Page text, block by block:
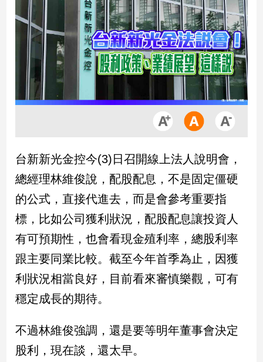
市
品
政
治
政
治
焦
品
觀
點
民
調
會
點
台新新光金控今(3)日召開線上法人說明會，
總經理林維俊說，配股配息，不是固定僵硬
的公式，直接代進去，而是會參考重要指
標，比如公司獲利狀況，配股配息讓投資人
有可預期性，也會看現金殖利率，總股利率
跟主要同業比較。截至今年首季為止，因獲
利狀況相當良好，目前看來審慎樂觀，可有
穩定成長的期待。
不過林維俊強調，還是要等明年董事會決定
股利，現在談，還太早。